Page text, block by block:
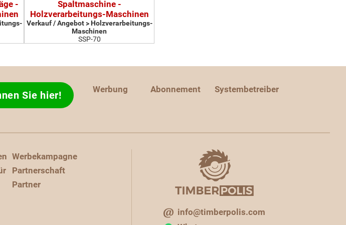
-
Spaltmaschine -
Holzverarbeitungs-Maschinen
Verkauf / Angebot > Holzverarbeitungs-
Maschinen
SSP-70
Sie hier! Werbung Abonnement Systembetreiber
Werbekampagne
Partnerschaft
Partner
info@timberpolis.com